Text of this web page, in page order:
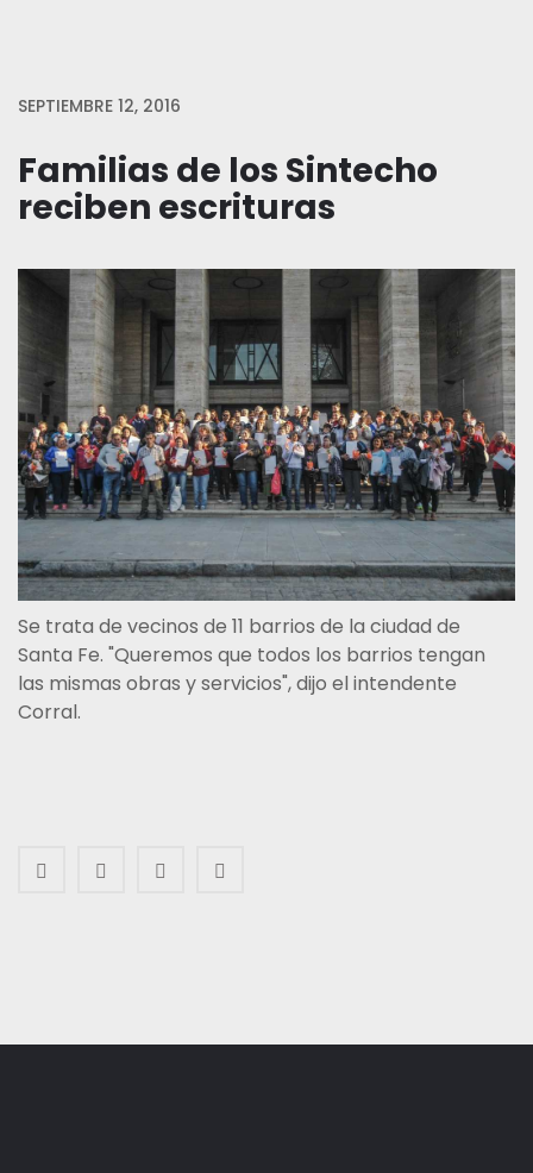
SEPTIEMBRE 12, 2016
Familias de los Sintecho
reciben escrituras
Se trata de vecinos de 11 barrios de la ciudad de
Santa Fe. "Queremos que todos los barrios tengan
las mismas obras y servicios", dijo el intendente
Corral.